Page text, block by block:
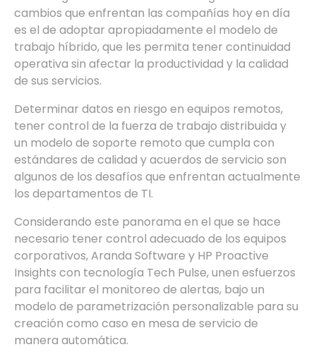
cambios que enfrentan las compañías hoy en día
es el de adoptar apropiadamente el modelo de
trabajo híbrido, que les permita tener continuidad
operativa sin afectar la productividad y la calidad
de sus servicios.
Determinar datos en riesgo en equipos remotos,
tener control de la fuerza de trabajo distribuida y
un modelo de soporte remoto que cumpla con
estándares de calidad y acuerdos de servicio son
algunos de los desafíos que enfrentan actualmente
los departamentos de TI.
Considerando este panorama en el que se hace
necesario tener control adecuado de los equipos
corporativos, Aranda Software y HP Proactive
Insights con tecnología Tech Pulse, unen esfuerzos
para facilitar el monitoreo de alertas, bajo un
modelo de parametrización personalizable para su
creación como caso en mesa de servicio de
manera automática.